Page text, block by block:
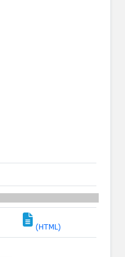
(HTML)